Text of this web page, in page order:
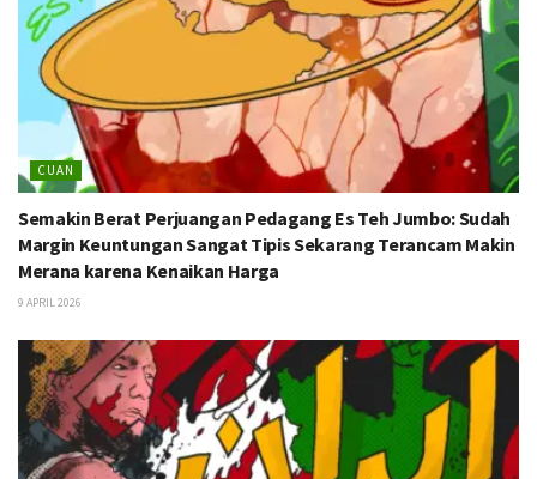
CUAN
Semakin Berat Perjuangan Pedagang Es Teh Jumbo: Sudah
Margin Keuntungan Sangat Tipis Sekarang Terancam Makin
Merana karena Kenaikan Harga
9 APRIL 2026